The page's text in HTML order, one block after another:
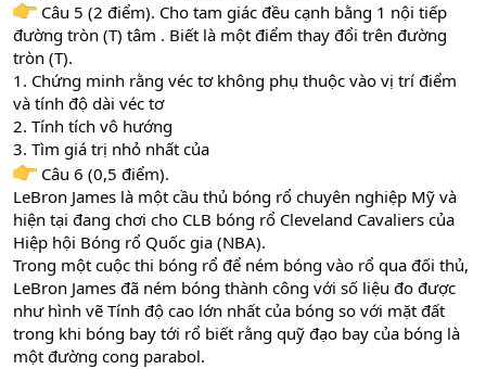
Câu 5 (2 điểm). Cho tam giác đều cạnh bằng 1 nội tiếp
đường tròn (T) tâm . Biết là một điểm thay đổi trên đường
tròn (T).
1. Chứng minh rằng véc tơ không phụ thuộc vào vị trí điểm
và tính độ dài véc tơ
2. Tính tích vô hướng
3. Tìm giá trị nhỏ nhất của
Câu 6 (0,5 điểm).
LeBron James là một cầu thủ bóng rổ chuyên nghiệp Mỹ và
hiện tại đang chơi cho CLB bóng rổ Cleveland Cavaliers của
Hiệp hội Bóng rổ Quốc gia (NBA).
Trong một cuộc thi bóng rổ để ném bóng vào rổ qua đối thủ,
LeBron James đã ném bóng thành công với số liệu đo được
như hình vẽ Tính độ cao lớn nhất của bóng so với mặt đất
trong khi bóng bay tới rổ biết rằng quỹ đạo bay của bóng là
một đường cong parabol.